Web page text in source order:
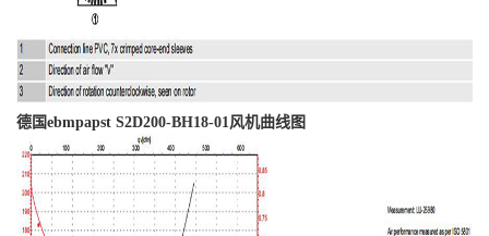
德国ebmpapst S2D200-BH18-01风机曲线图